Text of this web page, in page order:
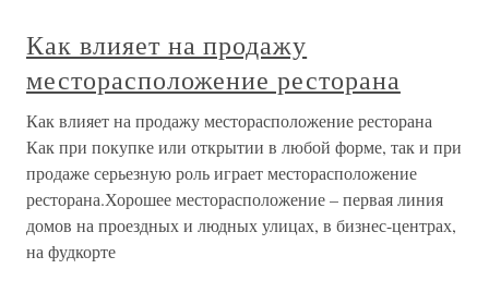
Как влияет на продажу
месторасположение ресторана
Как влияет на продажу месторасположение ресторана
Как при покупке или открытии в любой форме, так и при
продаже серьезную роль играет месторасположение
ресторана.Хорошее месторасположение – первая линия
домов на проездных и людных улицах, в бизнес-центрах,
на фудкорте